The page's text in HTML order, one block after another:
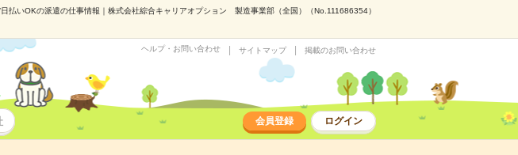
払いOKの派遣の仕事情報｜株式会社綜合キャリアオプション 製造事業部（全国）（No.111686354）
ヘルプ・お問い合わせ サイトマップ 掲載のお問い合わせ
会員登録 ログイン